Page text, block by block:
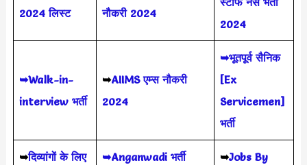
2024 लिस्ट
नौकरी 2024
2024
➥Walk-in-
interview भर्ती
➥AIIMS एम्स नौकरी
2024
➥भूतपूर्व सैनिक
[Ex
Servicemen]
भर्ती
➥दिव्यांगों के लिए
➥Anganwadi भर्ती
➥Jobs By